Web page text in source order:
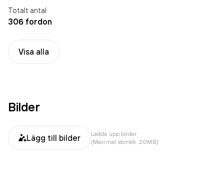
Totalt antal
306 fordon
Visa alla
Bilder
Lägg till bilder
Ladda upp bilder
(Maximal storlek: 20MB)